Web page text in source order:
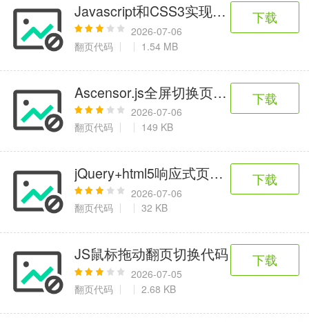
Javascript和CSS3实现的翻书效果幻
2026-07-06
翻页代码
1.54 MB
下载
Ascensor.js全屏切换页面插件
2026-07-06
翻页代码
149 KB
下载
jQuery+html5响应式页面滚屏代码
2026-07-06
翻页代码
32 KB
下载
JS鼠标拖动翻页切换代码
2026-07-05
翻页代码
2.68 KB
下载